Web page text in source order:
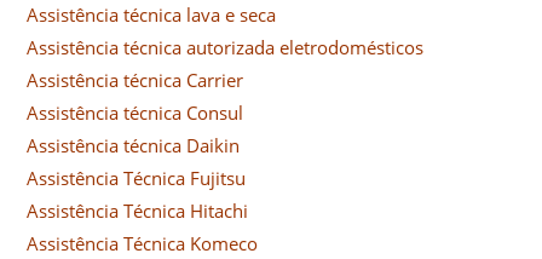
Assistência técnica lava e seca
Assistência técnica autorizada eletrodomésticos
Assistência técnica Carrier
Assistência técnica Consul
Assistência técnica Daikin
Assistência Técnica Fujitsu
Assistência Técnica Hitachi
Assistência Técnica Komeco